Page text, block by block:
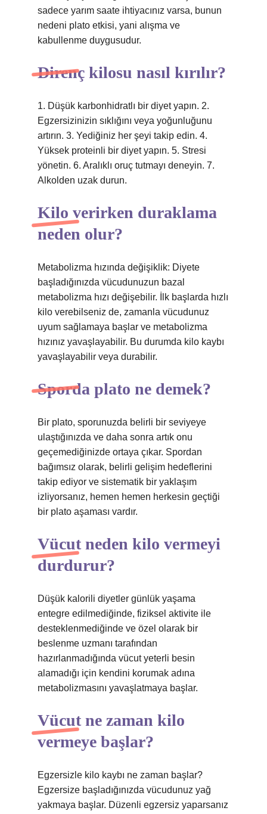
sadece yarım saate ihtiyacınız varsa, bunun
nedeni plato etkisi, yani alışma ve
kabullenme duygusudur.
Direnç kilosu nasıl kırılır?
1. Düşük karbonhidratlı bir diyet yapın. 2.
Egzersizinizin sıklığını veya yoğunluğunu
artırın. 3. Yediğiniz her şeyi takip edin. 4.
Yüksek proteinli bir diyet yapın. 5. Stresi
yönetin. 6. Aralıklı oruç tutmayı deneyin. 7.
Alkolden uzak durun.
Kilo verirken duraklama
neden olur?
Metabolizma hızında değişiklik: Diyete
başladığınızda vücudunuzun bazal
metabolizma hızı değişebilir. İlk başlarda hızlı
kilo verebilseniz de, zamanla vücudunuz
uyum sağlamaya başlar ve metabolizma
hızınız yavaşlayabilir. Bu durumda kilo kaybı
yavaşlayabilir veya durabilir.
Sporda plato ne demek?
Bir plato, sporunuzda belirli bir seviyeye
ulaştığınızda ve daha sonra artık onu
geçemediğinizde ortaya çıkar. Spordan
bağımsız olarak, belirli gelişim hedeflerini
takip ediyor ve sistematik bir yaklaşım
izliyorsanız, hemen hemen herkesin geçtiği
bir plato aşaması vardır.
Vücut neden kilo vermeyi
durdurur?
Düşük kalorili diyetler günlük yaşama
entegre edilmediğinde, fiziksel aktivite ile
desteklenmediğinde ve özel olarak bir
beslenme uzmanı tarafından
hazırlanmadığında vücut yeterli besin
alamadığı için kendini korumak adına
metabolizmasını yavaşlatmaya başlar.
Vücut ne zaman kilo
vermeye başlar?
Egzersizle kilo kaybı ne zaman başlar?
Egzersize başladığınızda vücudunuz yağ
yakmaya başlar. Düzenli egzersiz yaparsanız